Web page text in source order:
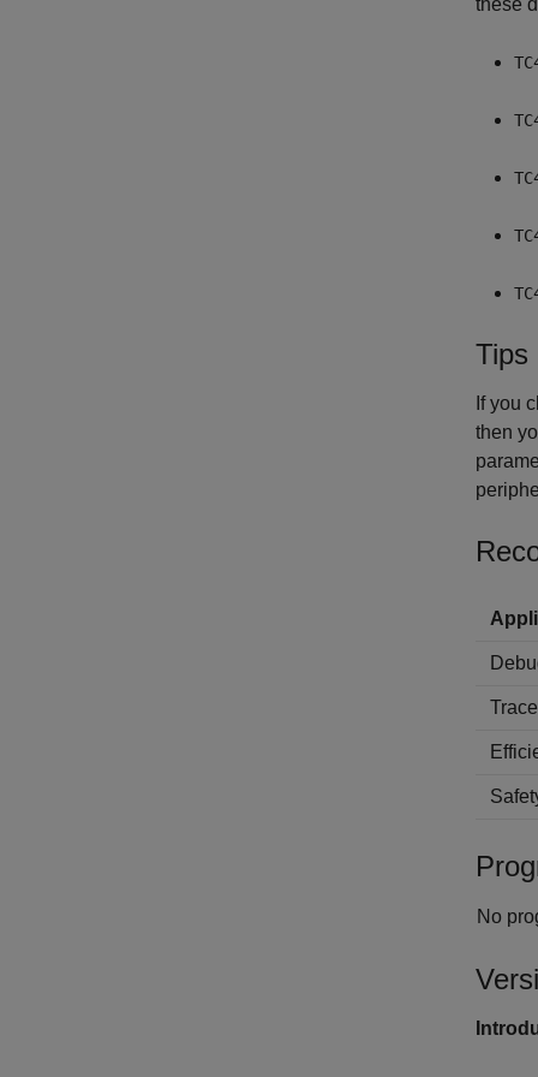
these
Tips
If you
then
No